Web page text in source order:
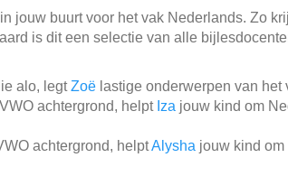
jouw buurt voor het vak Nederlands. Zo
is dit een selectie van alle
alo, legtZoë lastige onderwerpen van
achtergrond, helpt Iza jouw kind om
achtergrond, helptAlysha jouw kind